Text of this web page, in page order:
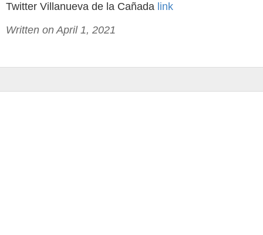
Twitter Villanueva de la Cañada link
Written on April 1, 2021